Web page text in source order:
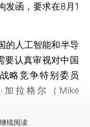
发函，要求在8月1
人工智能和半导
要认真审视对中国
略竞争特别委员
加拉格尔（Mike
续阅读